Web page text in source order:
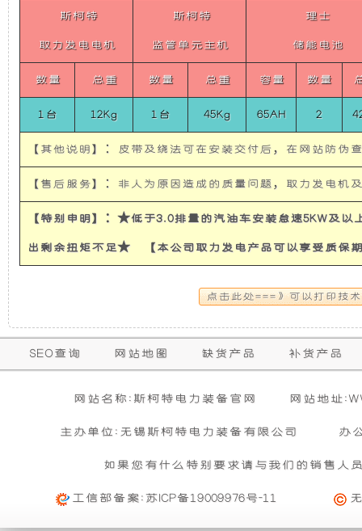
养
便，
所
有
的
超
发
电
个
置，
使
发
电
有
音
和
LAND
CRUISER
斯柯特
取力发电电机
斯柯特
监管单元主机
理士
储能电池
数量 总重 数量 总重 容量 数量
1台 12Kg 1台 45Kg 65AH 2
【其他说明】：皮带及绕法可在安装交付后，在网站防
【售后服务】：非人为原因造成的质量问题，取力发电机
【特别申明】：★低于3.0排量的汽油车安装怠速5KW及
出剩余扭矩不足★ 【本公司取力发电产品可以享受质保
购买本公司产品达到规定金额可获增三滤
活动时间 : 从2026年01月01日 0点0分 2026年12月
购买公司产品，运费减免优惠方案政策
活动时间 : 从2023年12月20日 0点0分到 2030年12月
活动对象 : 所有人
零担运输（运费到付）
所需时间 : 3-4 天 [ 国内 ]
配送范围 : 按收货人地址
修
SEO查询 网站地图 缺货产品 补货产品
网站名称:斯柯特电力装备官网 网站地址
主办单位:无锡斯柯特电力装备有限公司 办
如果您有什么特别要求请与我们的销售人
工信部备案:苏ICP备19009976号-11